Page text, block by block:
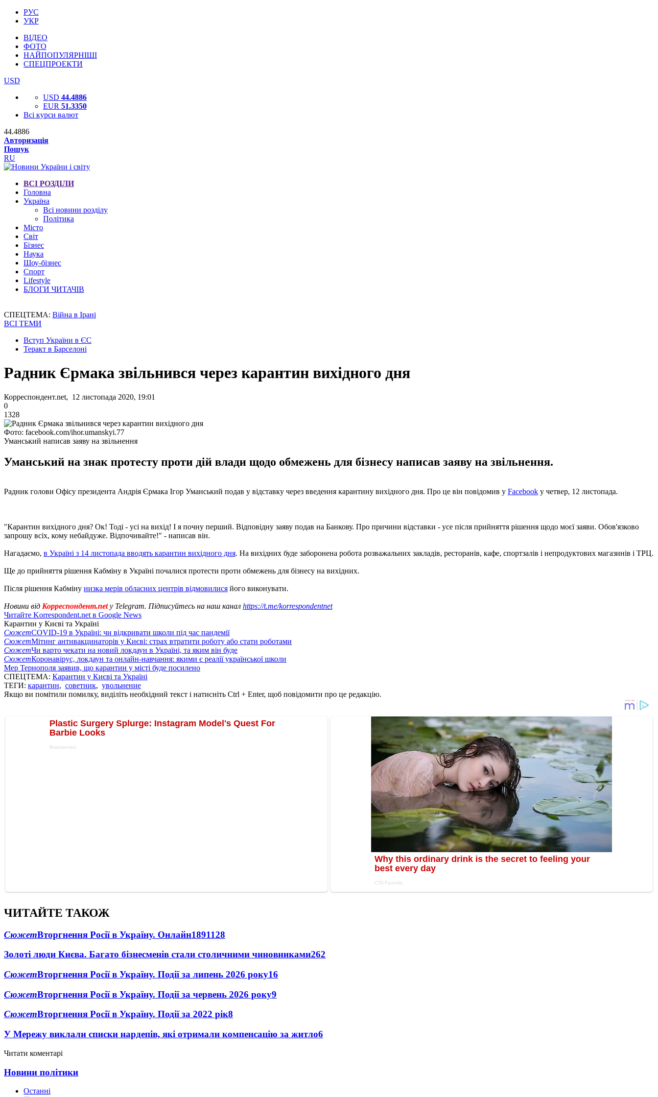
РУС
УКР
ВІДЕО
ФОТО
НАЙПОПУЛЯРНІШІ
СПЕЦПРОЕКТИ
USD
USD 44.4886
EUR 51.3350
Всі курси валют
44.4886
Авторизація
Пошук
RU
ВСІ РОЗДІЛИ
Головна
Україна
Всі новини розділу
Політика
Місто
Світ
Бізнес
Наука
Шоу-бізнес
Спорт
Lifestyle
БЛОГИ ЧИТАЧІВ
СПЕЦТЕМА: Війна в Ірані
ВСІ ТЕМИ
Вступ України в ЄС
Теракт в Барселоні
Радник Єрмака звільнився через карантин вихідного дня
Корреспондент.net, 12 листопада 2020, 19:01
0
1328
Фото: facebook.com/ihor.umanskyi.77
Уманський написав заяву на звільнення
Уманський на знак протесту проти дій влади щодо обмежень для бізнесу написав заяву на звільнення.
Радник голови Офісу президента Андрія Єрмака Ігор Уманський подав у відставку через введення карантину вихідного дня. Про це він повідомив у Facebook у четвер, 12 листопада.
"Карантин вихідного дня? Ок! Тоді - усі на вихід! І я почну перший. Відповідну заяву подав на Банкову. Про причини відставки - усе після прийняття рішення щодо моєї заяви. Обов'язково
запрошу всіх, кому небайдуже. Відпочивайте!" - написав він.
Нагадаємо, в Україні з 14 листопада вводять карантин вихідного дня. На вихідних буде заборонена робота розважальних закладів, ресторанів, кафе, спортзалів і непродуктових магазинів і ТРЦ.
Ще до прийняття рішення Кабміну в Україні почалися протести проти обмежень для бізнесу на вихідних.
Після рішення Кабміну низка мерів обласних центрів відмовилися його виконувати.
Новини від Корреспондент.netу Telegram. Підписуйтесь на наш канал https://t.me/korrespondentnet
Читайте Korrespondent.net в Google News
Карантин у Києві та Україні
СюжетCOVID-19 в Україні: чи відкривати школи під час пандемії
СюжетМітинг антивакцинаторів у Києві: страх втратити роботу або стати роботами
СюжетЧи варто чекати на новий локдаун в Україні, та яким він буде
СюжетКоронавірус, локдаун та онлайн-навчання: якими є реалії української школи
Мер Тернополя заявив, що карантин у місті буде посилено
СПЕЦТЕМА: Карантин у Києві та Україні
ТЕГИ: карантин, советник, увольнение
Якщо ви помітили помилку, виділіть необхідний текст і натисніть Ctrl + Enter, щоб повідомити про це редакцію.
ЧИТАЙТЕ ТАКОЖ
СюжетВторгнення Росії в Україну. Онлайн1891128
Золоті люди Києва. Багато бізнесменів стали столичними чиновниками262
СюжетВторгнення Росії в Україну. Події за липень 2026 року16
СюжетВторгнення Росії в Україну. Події за червень 2026 року9
СюжетВторгнення Росії в Україну. Події за 2022 рік8
У Мережу виклали списки нардепів, які отримали компенсацію за житло6
Читати коментарі
Новини політики
Останні